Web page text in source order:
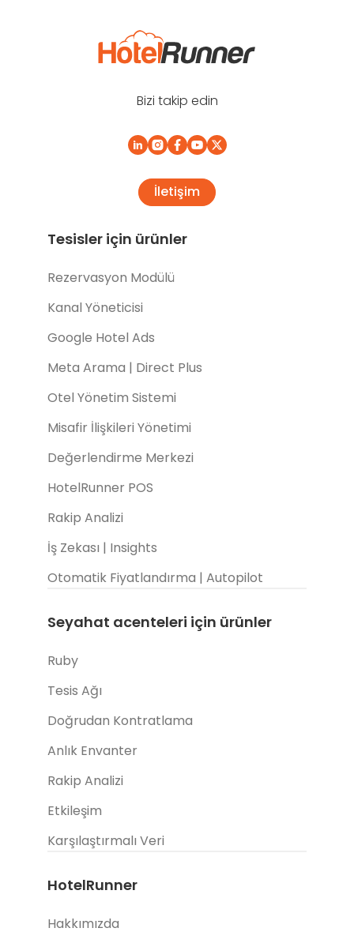
Bizi takip edin
İletişim
Tesisler için ürünler
Rezervasyon Modülü
Kanal Yöneticisi
Google Hotel Ads
Meta Arama | Direct Plus
Otel Yönetim Sistemi
Misafir İlişkileri Yönetimi
Değerlendirme Merkezi
HotelRunner POS
Rakip Analizi
İş Zekası | Insights
Otomatik Fiyatlandırma | Autopilot
Seyahat acenteleri için ürünler
Ruby
Tesis Ağı
Doğrudan Kontratlama
Anlık Envanter
Rakip Analizi
Etkileşim
Karşılaştırmalı Veri
HotelRunner
Hakkımızda